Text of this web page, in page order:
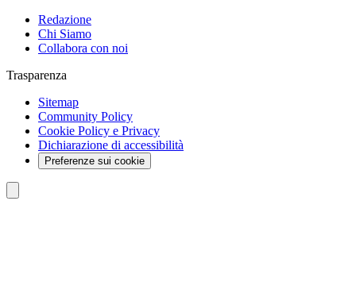
Redazione
Chi Siamo
Collabora con noi
Trasparenza
Sitemap
Community Policy
Cookie Policy e Privacy
Dichiarazione di accessibilità
Preferenze sui cookie